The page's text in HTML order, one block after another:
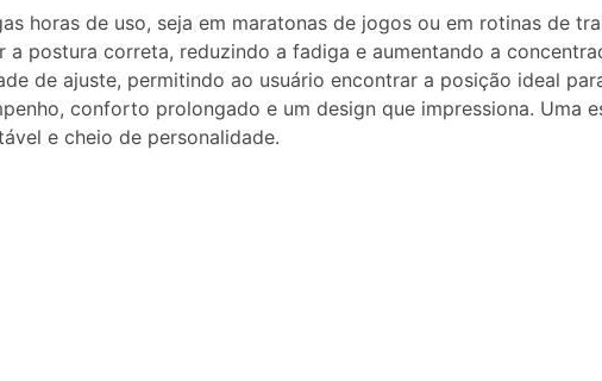
horas de uso, seja em maratonas de jogos ou em rotinas de
a postura correta, reduzindo a fadiga e aumentando a
de ajuste, permitindo ao usuário encontrar a posição ideal
conforto prolongado e um design que impressiona. Uma
e cheio de personalidade.